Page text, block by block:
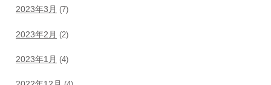
2023年3月 (7)
2023年2月 (2)
2023年1月 (4)